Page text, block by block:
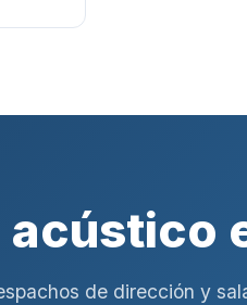
de dirección y